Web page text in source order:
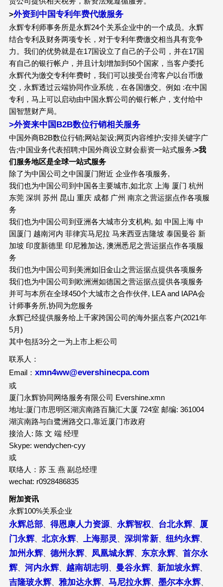
>外资到中国专利年费代缴服务
永辉专利师事务所是永辉24个关系企业中的一个成员。永辉
结合专利及财务两项专长，对于专利年费缴交相当具有竞争
力。我们的优势就是在17国设立了自己的子公司，并在17国
有自己的银行帐户，并且计划增加到50个国家，当客户委托
永辉代为缴交专利年费时，我们可以接受台湾客户以台币缴
交，永辉透过云端协同作业系统，在各国缴交。例如 :在中国
专利，马上可以启动由中国永辉公司的银行帐户，支付给中
国智慧财产局。
>外资来中国B2B数位行销相关服务
中国外商B2B数位行销;网站架设;网页内容维护;安排关键字广
告;中国业务代表招聘;中国外商设立财会薪资一站式服务.>我
们服务地区是全球一站式服务
除了为中国公司之中国厦门附近 企业作各项服务,
我们也为中国公司到中国各主要城市,如北京 上海 厦门 杭州
东莞 深圳 苏州 昆山 重庆 成都 广州 南京之营运据点作各项服
务
我们也为中国公司到亚洲各大城市分支机构, 如 中国上海 中
国厦门 越南河内 菲律宾马尼拉 马来西亚吉隆坡 泰国曼谷 新
加坡 印度新德里 印尼雅加达, 澳洲悉尼之营运据点作各项服
务
我们也为中国公司到美洲如旧金山之营运据点提供各项服务
我们也为中国公司到欧洲洲如德国之营运据点提供各项服务
并可与本所在全球450个大城市之合作伙伴, LEA and IAPA会
计师事务所,协同为您服务
永辉已经提供服务给上千家跨国公司的海外据点客户(2021年
5月)
其中包括3分之一为上市上柜公司
联系人：
Email： xmn4ww@evershinecpa.com
或
厦门永辉协同网络服务有限公司 Evershine.xmn
地址:厦门市思明区湖滨南路百脑汇大厦 724室 邮编: 361004
湖滨南路与白鹭洲路交口,靠近厦门市政府
接洽人: 陈 文 端 经理
Skype: wendychen-cyy
或
联络人：苏 玉 燕 副总经理
wechat: r0928486835
附加资讯
永辉100%关系企业
永辉总部、 得恩康人力资源、 永辉智权 台北永辉、
厦
门永辉、 北京永辉、 上海那灵 深圳常新、 纽约永辉、
加州永辉、 德州永辉、 凤凰城永辉、 东京永辉、 首尔永
辉、 河内永辉、 越南胡志明 曼谷永辉、 新加坡永辉、
吉隆玻永辉、 雅加达永辉、 马尼拉永辉、 墨尔本永辉、